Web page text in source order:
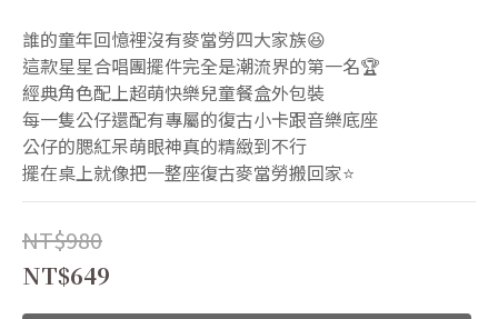
誰的童年回憶裡沒有麥當勞四大家族😆
這款星星合唱團擺件完全是潮流界的第一名🏆
經典角色配上超萌快樂兒童餐盒外包裝
每一隻公仔還配有專屬的復古小卡跟音樂底座
公仔的腮紅呆萌眼神真的精緻到不行
擺在桌上就像把一整座復古麥當勞搬回家⭐️
NT$980
NT$649